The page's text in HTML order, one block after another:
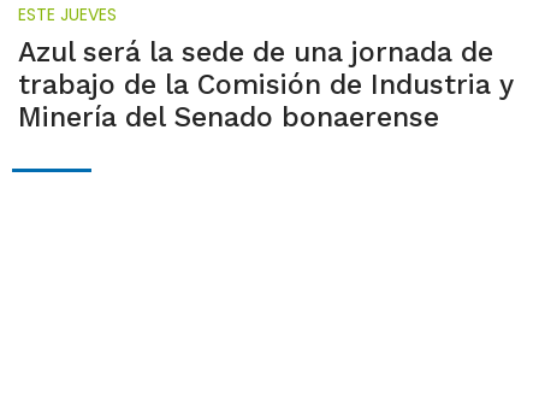
ESTE JUEVES
Azul será la sede de una jornada de
trabajo de la Comisión de Industria y
Minería del Senado bonaerense